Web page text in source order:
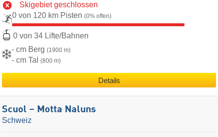
Skigebiet geschlossen
0 von 120 km Pisten (0% offen)
0 von 34 Lifte/Bahnen
- cm Berg (1900 m)
- cm Tal (800 m)
Details
Scuol – Motta Naluns
Schweiz